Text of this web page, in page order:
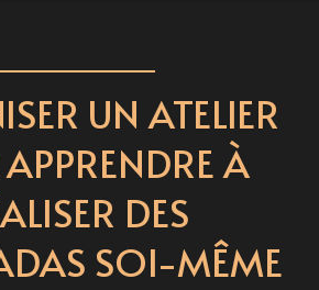
UN ATELIER
À
DES
SOI-MÊME